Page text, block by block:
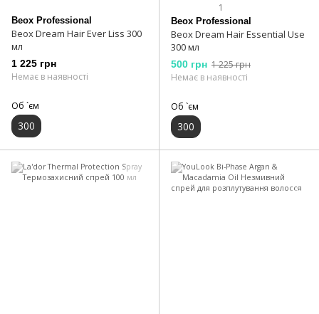
Beox Professional
Beox Dream Hair Ever Liss 300
мл
1 225 грн
Немає в наявності
Об `єм
300
1
Beox Professional
Beox Dream Hair Essential Use
300 мл
500 грн 1 225 грн
Немає в наявності
Об `єм
300